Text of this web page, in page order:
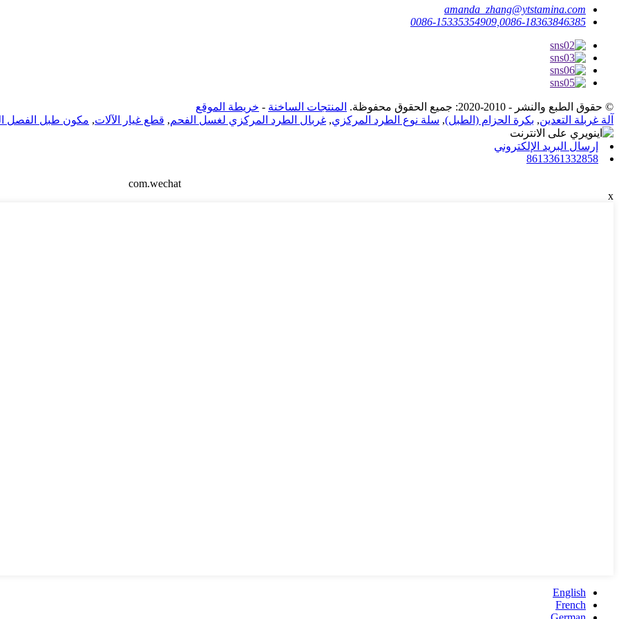
amanda_zhang@ytstamina.com
0086-15335354909,0086-18363846385
© حقوق الطبع والنشر - 2010-2020: جميع الحقوق محفوظة. المنتجات الساخنة - خريطة الموقع
آلة غربلة التعدين, بكرة الحزام (الطبل), سلة نوع الطرد المركزي, غربال الطرد المركزي لغسل الفحم, قطع غيار الآلات, مكون طبل الفصل
إرسال البريد الإلكتروني
8613361332858
com.wechat
x
English
French